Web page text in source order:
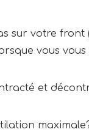
sur votre
vous vous
et